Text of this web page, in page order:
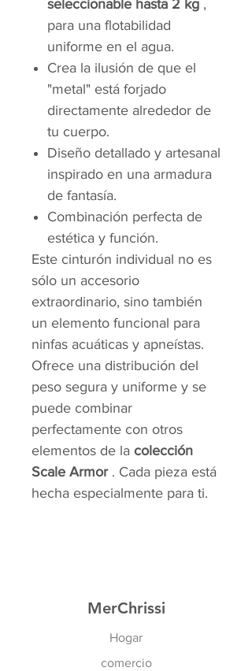
seleccionable hasta 2 kg ,
para una flotabilidad
uniforme en el agua.
Crea la ilusión de que el
"metal" está forjado
directamente alrededor de
tu cuerpo.
Diseño detallado y artesanal
inspirado en una armadura
de fantasía.
Combinación perfecta de
estética y función.
Este cinturón individual no es
sólo un accesorio
extraordinario, sino también
un elemento funcional para
ninfas acuáticas y apneístas.
Ofrece una distribución del
peso segura y uniforme y se
puede combinar
perfectamente con otros
elementos de la colección
Scale Armor. Cada pieza está
hecha especialmente para ti.
MerChrissi
Hogar
comercio